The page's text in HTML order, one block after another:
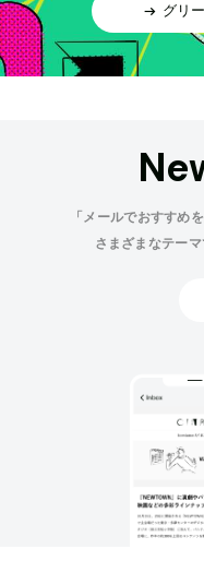
グリ
「メールでおすすめ
さまざまなテー